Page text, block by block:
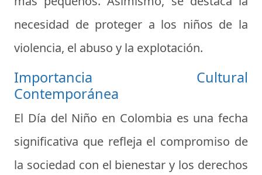
necesidad de proteger a los niños de la
violencia, el abuso y la explotación.
Importancia Cultural
Contemporánea
El Día del Niño en Colombia es una fecha
significativa que refleja el compromiso de
la sociedad con el bienestar y los derechos